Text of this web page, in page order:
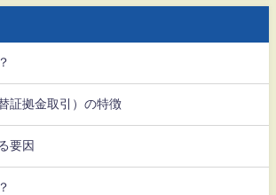
証拠金取引）の特徴
要因